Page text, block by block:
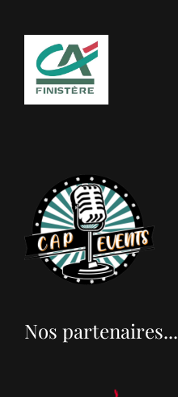
Nos partenaires...